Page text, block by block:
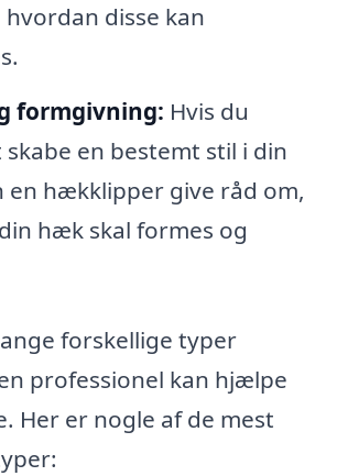
disse kan
formgivning: Hvis du
en bestemt stil i din
en hækklipper give råd om,
hæk skal formes og
forskellige typer
professionel kan hjælpe
Her er nogle af de mest